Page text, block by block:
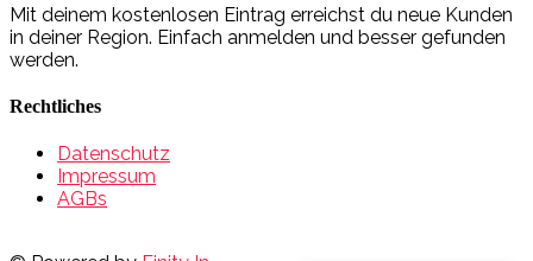
Mit deinem kostenlosen Eintrag erreichst du neue Kunden
in deiner Region. Einfach anmelden und besser gefunden
werden.
Rechtliches
Datenschutz
Impressum
AGBs